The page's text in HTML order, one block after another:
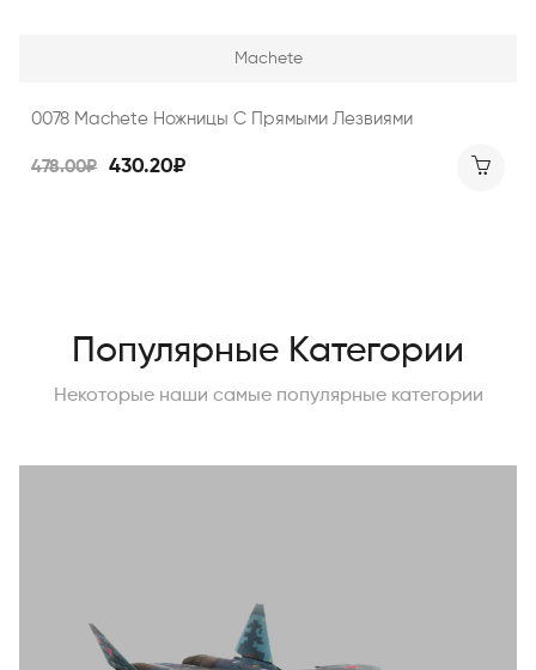
Machete
0078 Machete Ножницы С Прямыми Лезвиями
478.00₽ 430.20₽
Популярные Категории
Некоторые наши самые популярные категории